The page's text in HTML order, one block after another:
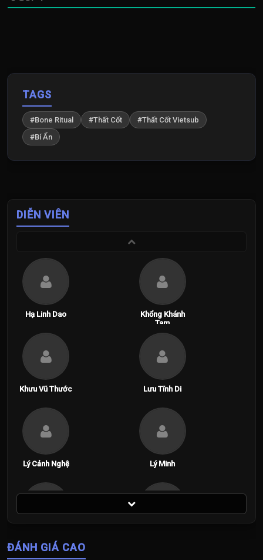
TAGS
#Bone Ritual #Thất Cốt
#Thất Cốt Vietsub
#Bí Ẩn
DIỄN VIÊN
Hạ Linh Dao
Khổng Khánh
Tam
Khưu Vũ Thước Lưu Tĩnh Di
Lý Cảnh Nghệ Lý Minh
ĐÁNH GIÁ CAO